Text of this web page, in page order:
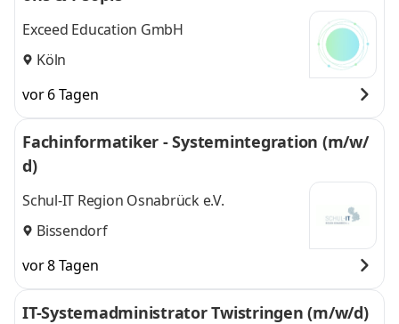
Exceed Education GmbH
Köln
vor 6 Tagen
Fachinformatiker - Systemintegration (m/w/
d)
Schul-IT Region Osnabrück e.V.
Bissendorf
vor 8 Tagen
IT-Systemadministrator Twistringen (m/w/d)